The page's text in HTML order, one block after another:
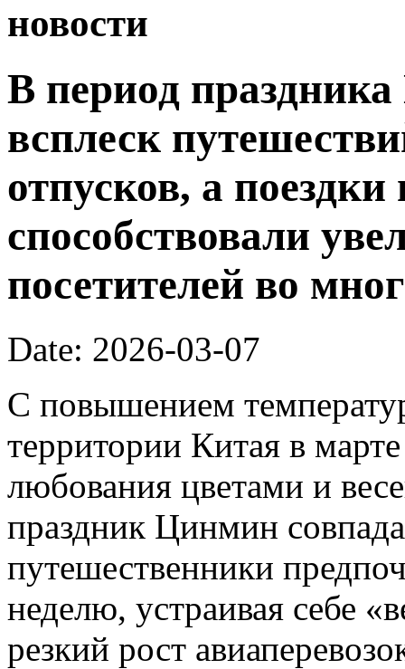
новости
В период
всплеск
отпусков, а
способствовали
посетителей во
Date: 2026-03-07
С повышением
территории Китая в
любования цветами и
праздник Цинмин
путешественники
неделю, устраивая себе
резкий рост